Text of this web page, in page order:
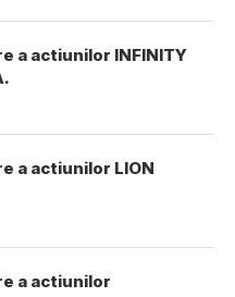
a actiunilor INFINITY
a actiunilor LION
a actiunilor